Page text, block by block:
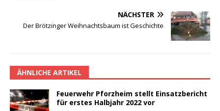
NÄCHSTER
Der Brötzinger Weihnachtsbaum ist Geschichte
ÄHNLICHE ARTIKEL
Feuerwehr Pforzheim stellt Einsatzbericht
für erstes Halbjahr 2022 vor